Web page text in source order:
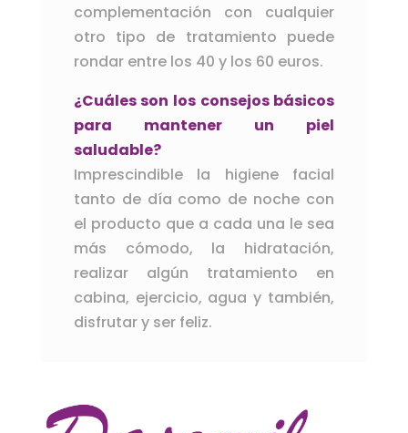
complementación con cualquier
otro tipo de tratamiento puede
rondar entre los 40 y los 60 euros.
¿Cuáles son los consejos básicos
para mantener un piel
saludable?
Imprescindible la higiene facial
tanto de día como de noche con
el producto que a cada una le sea
más cómodo, la hidratación,
realizar algún tratamiento en
cabina, ejercicio, agua y también,
disfrutar y ser feliz.